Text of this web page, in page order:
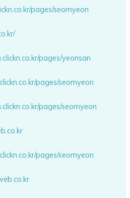
pages/seomyeon
pages/yeonsan
pages/seomyeon
pages/seomyeon
pages/seomyeon